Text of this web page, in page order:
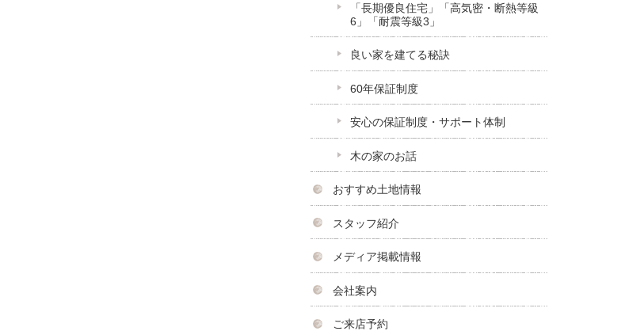
「長期優良住宅」「高気密・断熱等級
6」「耐震等級3」
良い家を建てる秘訣
60年保証制度
安心の保証制度・サポート体制
木の家のお話
おすすめ土地情報
スタッフ紹介
メディア掲載情報
会社案内
ご来店予約